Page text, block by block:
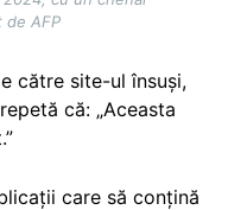
de AFP
către site-ul însuși,
că: „Aceasta
care să conțină